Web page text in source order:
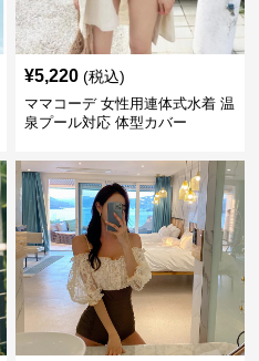
¥5,220 (税込)
ママコーデ 女性用連体式水着 温
泉プール対応 体型カバー